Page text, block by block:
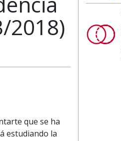
2018)
que se ha
estudiando la